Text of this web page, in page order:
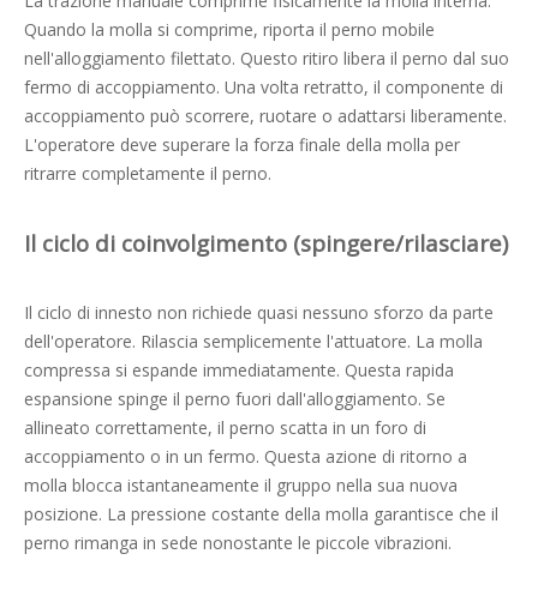
Quando la molla si comprime, riporta il perno mobile
nell'alloggiamento filettato. Questo ritiro libera il perno dal suo
fermo di accoppiamento. Una volta retratto, il componente di
accoppiamento può scorrere, ruotare o adattarsi liberamente.
L'operatore deve superare la forza finale della molla per
ritrarre completamente il perno.
Il ciclo di coinvolgimento (spingere/rilasciare)
Il ciclo di innesto non richiede quasi nessuno sforzo da parte
dell'operatore. Rilascia semplicemente l'attuatore. La molla
compressa si espande immediatamente. Questa rapida
espansione spinge il perno fuori dall'alloggiamento. Se
allineato correttamente, il perno scatta in un foro di
accoppiamento o in un fermo. Questa azione di ritorno a
molla blocca istantaneamente il gruppo nella sua nuova
posizione. La pressione costante della molla garantisce che il
perno rimanga in sede nonostante le piccole vibrazioni.